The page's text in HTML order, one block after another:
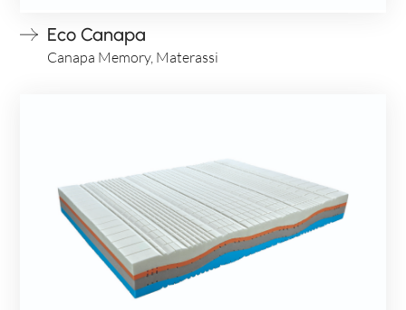
Eco Canapa
Canapa Memory, Materassi